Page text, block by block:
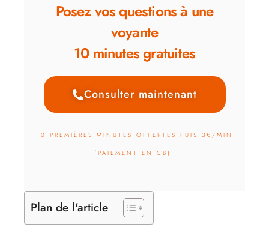
Posez vos questions à une
voyante
10 minutes gratuites
Consulter maintenant
10 PREMIÈRES MINUTES OFFERTES PUIS 3€/MIN
(PAIEMENT EN CB).
Plan de l'article